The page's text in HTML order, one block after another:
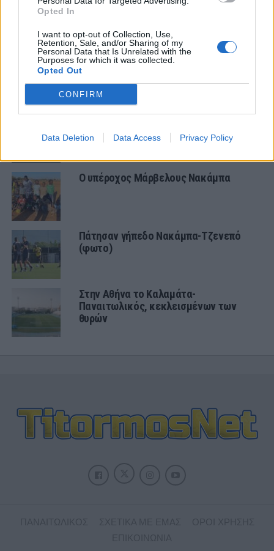
Opted In
I want to opt-out of Collection, Use,
Retention, Sale, and/or Sharing of my
Personal Data that Is Unrelated with the
Purposes for which it was collected.
Opted Out
CONFIRM
Data Deletion Data Access Privacy Policy
Αλλάζει όνομα ο Βόλος
ΠΑΝΑΙΤΩΛΙΚΟΣ
με Τρουά και Καλαμάτα
Ο υπέροχος Μάρβελους Νακάμπα
Πάτησαν γήπεδο Νακάμπα-Τζενεπό
(φωτο)
Στην Αθήνα το Καλαμάτα-
Παναιτωλικός, κεκλεισμένων των
θυρών